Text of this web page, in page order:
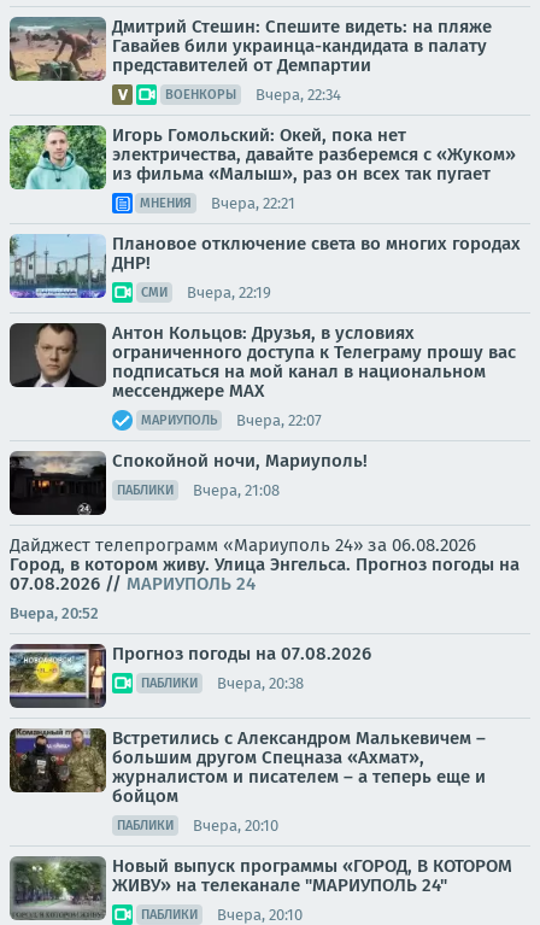
Дмитрий Стешин: Спешите видеть: на пляже
Гавайев били украинца-кандидата в палату
представителей от Демпартии
ВОЕНКОРЫ Вчера, 22:34
Игорь Гомольский: Окей, пока нет
электричества, давайте разберемся с «Жуком»
из фильма «Малыш», раз он всех так пугает
МНЕНИЯ Вчера, 22:21
Плановое отключение света во многих городах
ДНР!
СМИ Вчера, 22:19
Антон Кольцов: Друзья, в условиях
ограниченного доступа к Телеграму прошу вас
подписаться на мой канал в национальном
мессенджере МАХ
МАРИУПОЛЬ Вчера, 22:07
Спокойной ночи, Мариуполь!
ПАБЛИКИ Вчера, 21:08
Дайджест телепрограмм «Мариуполь 24» за 06.08.2026
Город, в котором живу. Улица Энгельса. Прогноз погоды на
07.08.2026 // МАРИУПОЛЬ 24
Вчера, 20:52
Прогноз погоды на 07.08.2026
ПАБЛИКИ Вчера, 20:38
Встретились с Александром Малькевичем –
большим другом Спецназа «Ахмат»,
журналистом и писателем – а теперь еще и
бойцом
ПАБЛИКИ Вчера, 20:10
Новый выпуск программы «ГОРОД, В КОТОРОМ
ЖИВУ» на телеканале "МАРИУПОЛЬ 24"
ПАБЛИКИ Вчера, 20:10